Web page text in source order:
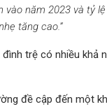
vào năm 2023 và tỷ
tăng cao.”
trệ có nhiều khả
đề cập đến một